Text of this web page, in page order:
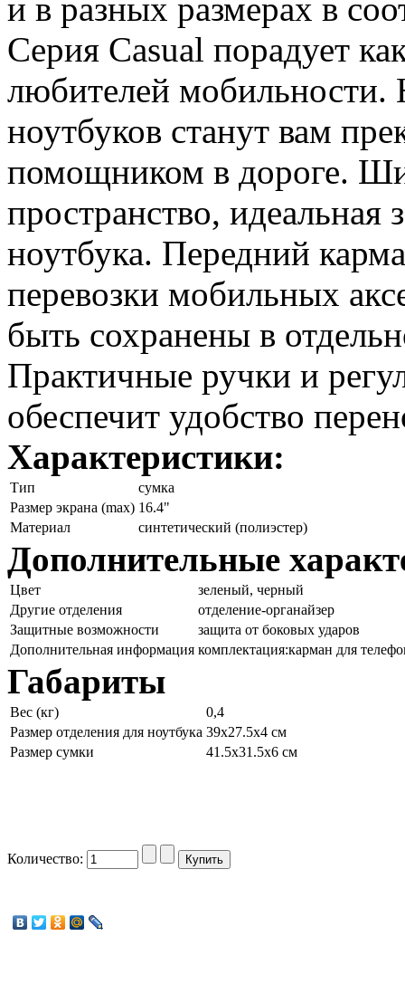
и в разных размерах в
Серия Casual порадует
любителей мобильности.
ноутбуков станут вам
помощником в дороге.
пространство, идеальная
ноутбука. Передний
перевозки мобильных
быть сохранены в
Практичные ручки и
обеспечит удобство
Характеристики:
Тип
сумка
Размер экрана (max) 16.4"
Материал
синтетический (полиэстер)
Дополнительные
Цвет
зеленый, черный
Другие отделения
отделение-органайзер
Защитные возможности
защита от боковых ударов
Дополнительная информация комплектация:карман для
Габариты
Вес (кг)
0,4
Размер отделения для ноутбука 39x27.5x4 см
Размер сумки
41.5x31.5x6 см
Количество: